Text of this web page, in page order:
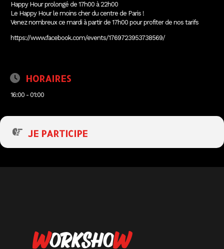
Happy Hour prolongé de 17h00 à 22h00
Le Happy Hour le moins cher du centre de Paris !
Venez nombreux ce mardi à partir de 17h00 pour profiter de nos tarifs
https://www.facebook.com/events/1769723953738569/
HORAIRES
16:00 - 01:00
JE PARTICIPE